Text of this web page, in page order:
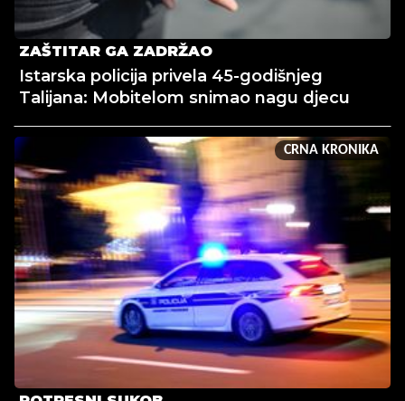
ZAŠTITAR GA ZADRŽAO
Istarska policija privela 45-godišnjeg
Talijana: Mobitelom snimao nagu djecu
CRNA KRONIKA